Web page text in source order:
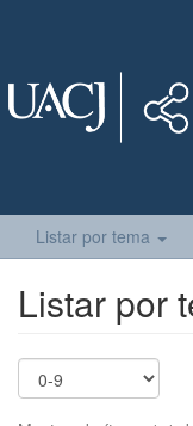
Listar por tema
Listar por